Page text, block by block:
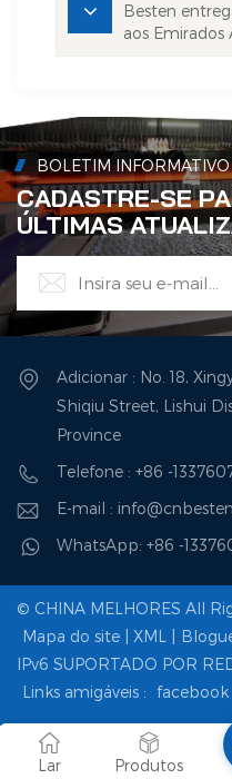
Besten
aos Emirados
BOLETIM INFORMATIVO
CADASTRE-SE
ÚLTIMAS
Adicionar : No. 18,
Shiqiu Street, Lishui
Province
Telefone : +86 -
E-mail :
WhatsApp: +86 -
© CHINA MELHORES All
Mapa do site
XML
IPv6 SUPORTADO POR
Links amigáveis :
facebook
Lar Produtos